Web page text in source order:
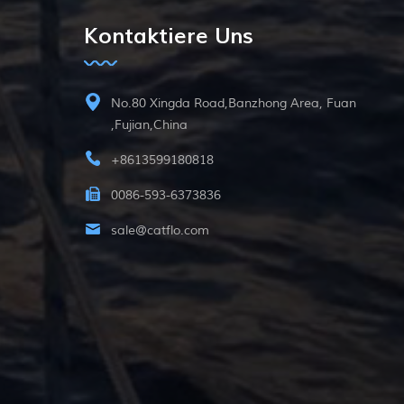
Kontaktiere Uns
No.80 Xingda Road,Banzhong Area, Fuan
,Fujian,China
+8613599180818
0086-593-6373836
sale@catflo.com